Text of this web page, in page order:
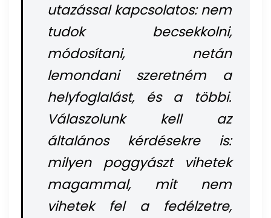
utazással kapcsolatos: nem
tudok becsekkolni,
módosítani, netán
lemondani szeretném a
helyfoglalást, és a többi.
Válaszolunk kell az
általános kérdésekre is:
milyen poggyászt vihetek
magammal, mit nem
vihetek fel a fedélzetre,